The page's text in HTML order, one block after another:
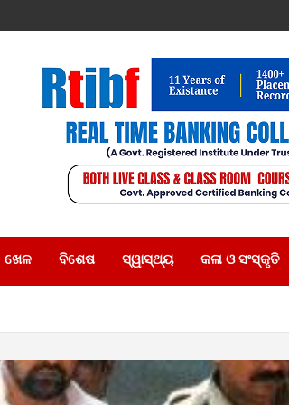
ଖେଳ ବିଶେଷ ସ୍ୱାସ୍ଥ୍ୟ କଳା ଓ ସଂସ୍କୃତି